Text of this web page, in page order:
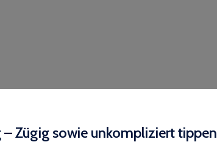
Zügig sowie unkompliziert tippen